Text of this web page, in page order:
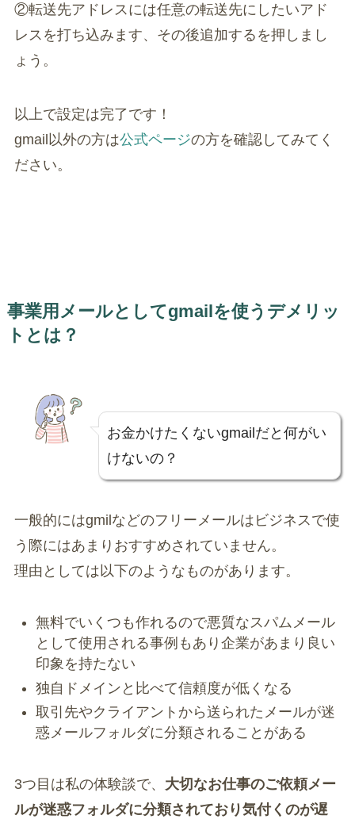
②転送先アドレスには任意の転送先にしたいアド
レスを打ち込みます、その後追加するを押しまし
ょう。
以上で設定は完了です！
gmail以外の方は公式ページの方を確認してみてく
ださい。
事業用メールとしてgmailを使うデメリッ
トとは？
お金かけたくないgmailだと何がい
けないの？
一般的にはgmilなどのフリーメールはビジネスで使
う際にはあまりおすすめされていません。
理由としては以下のようなものがあります。
無料でいくつも作れるので悪質なスパムメール
として使用される事例もあり企業があまり良い
印象を持たない
独自ドメインと比べて信頼度が低くなる
取引先やクライアントから送られたメールが迷
惑メールフォルダに分類されることがある
3つ目は私の体験談で、 大切なお仕事のご依頼メー
ルが迷惑フォルダに分類されており気付くのが遅